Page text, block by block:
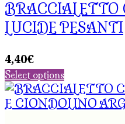
BRACCIALETTO
LUCIDE PESANTI
4,40€
Select options